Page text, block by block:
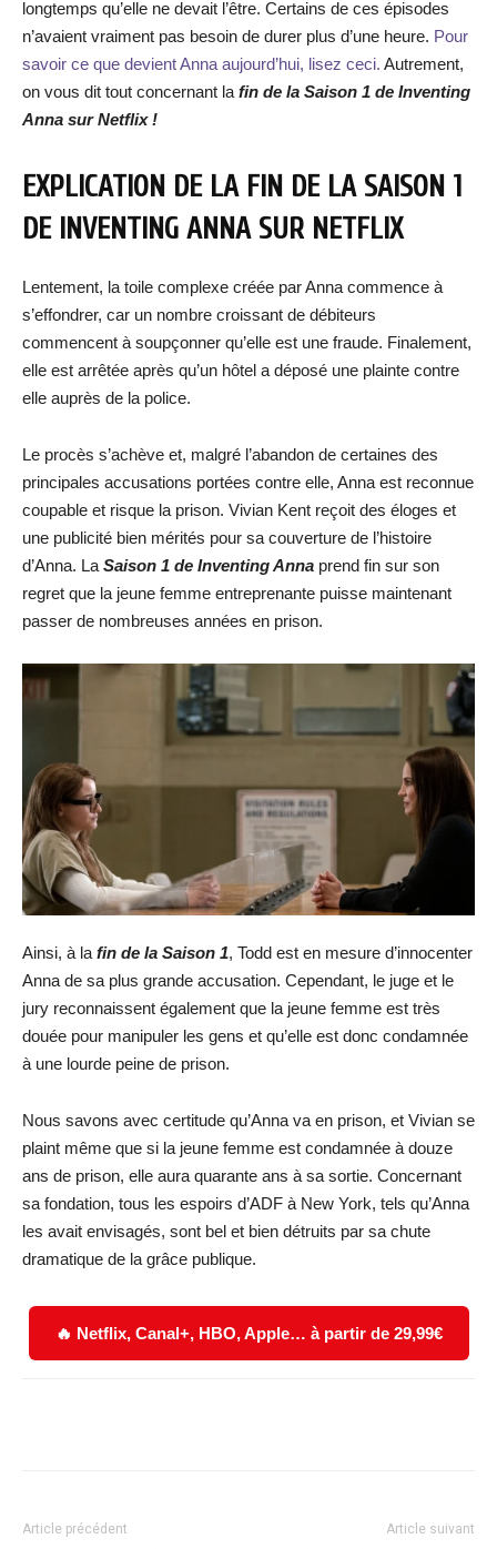
longtemps qu’elle ne devait l’être. Certains de ces épisodes
n’avaient vraiment pas besoin de durer plus d’une heure. Pour
savoir ce que devient Anna aujourd’hui, lisez ceci. Autrement,
on vous dit tout concernant la fin de la Saison 1 de Inventing
Anna sur Netflix !
EXPLICATION DE LA FIN DE LA SAISON 1
DE INVENTING ANNA SUR NETFLIX
Lentement, la toile complexe créée par Anna commence à
s’effondrer, car un nombre croissant de débiteurs
commencent à soupçonner qu’elle est une fraude. Finalement,
elle est arrêtée après qu’un hôtel a déposé une plainte contre
elle auprès de la police.
Le procès s’achève et, malgré l’abandon de certaines des
principales accusations portées contre elle, Anna est reconnue
coupable et risque la prison. Vivian Kent reçoit des éloges et
une publicité bien mérités pour sa couverture de l’histoire
d’Anna. La Saison 1 de Inventing Anna prend fin sur son
regret que la jeune femme entreprenante puisse maintenant
passer de nombreuses années en prison.
Ainsi, à la fin de la Saison 1, Todd est en mesure d’innocenter
Anna de sa plus grande accusation. Cependant, le juge et le
jury reconnaissent également que la jeune femme est très
douée pour manipuler les gens et qu’elle est donc condamnée
à une lourde peine de prison.
Nous savons avec certitude qu’Anna va en prison, et Vivian se
plaint même que si la jeune femme est condamnée à douze
ans de prison, elle aura quarante ans à sa sortie. Concernant
sa fondation, tous les espoirs d’ADF à New York, tels qu’Anna
les avait envisagés, sont bel et bien détruits par sa chute
dramatique de la grâce publique.
🔥 Netflix, Canal+, HBO, Apple… à partir de 29,99€
Article précédent Article suivant